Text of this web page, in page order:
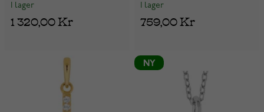
I lager
1 320,00 Kr
I lager
759,00 Kr
NY